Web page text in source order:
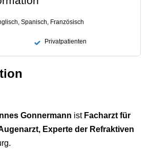
Spanisch, Französisch
Privatpatienten
Gonnermann ist Facharzt für
Experte der Refraktiven